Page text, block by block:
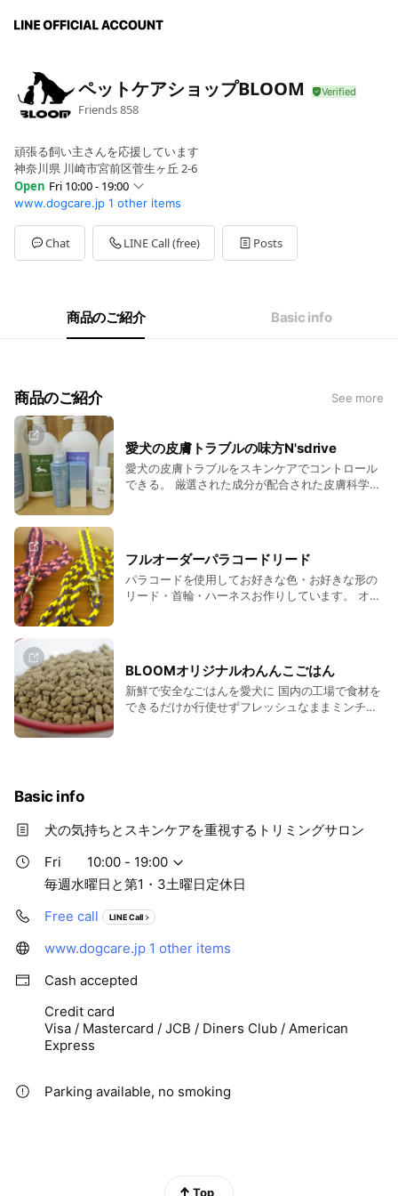
ペットケアショップBLOOM
Friends858
頑張る飼い主さんを応援しています
神奈川県 川崎市宮前区菅生ヶ丘 2-6
Open Fri 10:00 - 19:00
Sun10:00 - 19:00
Mon10:00 - 19:00
Tue10:00 - 19:00
WedClosed
10:00 - 19:00
毎週水曜日と第1・3土曜日定休日
www.dogcare.jp 1 other items
Chat LINE Call (free) Posts
商品のご紹介 Basic info
商品のご紹介 See more
愛犬の皮膚トラブルの味方N'sdrive
愛犬の皮膚トラブルをスキンケアでコントロール
できる。 厳選された成分が配合された皮膚科学に
注文まで承れます。
フルオーダーパラコードリード
パラコードを使用してお好きな色・お好きな形の
リード・首輪・ハーネスお作りしています。 オー
BLOOMオリジナルわんんこごはん
新鮮で安全なごはんを愛犬に 国内の工場で食材を
できるだけか行使せずフレッシュなままミンチに
Basic info
犬の気持ちとスキンケアを重視するトリミングサロン
Fri
10:00 - 19:00
毎週水曜日と第1・3土曜日定休日
Free call
LINE Call
www.dogcare.jp 1 other items
Cash accepted
Credit card
Visa / Mastercard / JCB / Diners Club / American
Express
Parking available, no smoking
Top